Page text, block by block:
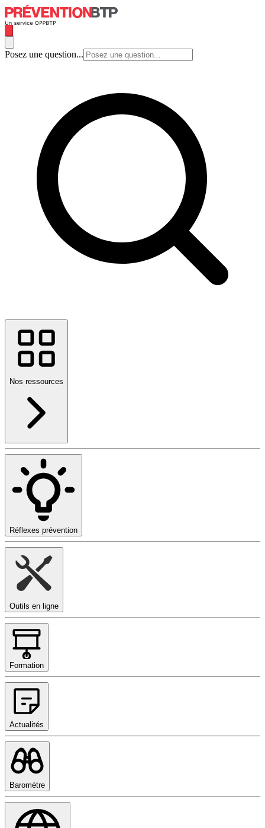
Posez une question...
Nos ressources
Réflexes prévention
Outils en ligne
Formation
Actualités
Baromètre